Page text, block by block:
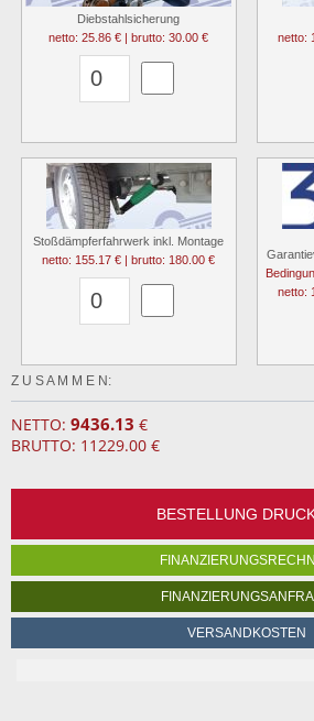
Diebstahlsicherung
netto: 25.86 € | brutto: 30.00 €
netto:
Stoßdämpferfahrwerk inkl. Montage
netto: 155.17 € | brutto: 180.00 €
netto:
Z U S A M M E N:
NETTO: 9436.13 €
BRUTTO: 11229.00 €
BESTELLUNG
VERSANDKOSTEN